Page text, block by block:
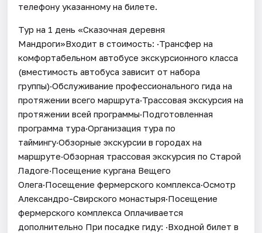
телефону указанному на билете.
Тур на 1 день «Сказочная деревня
Мандроги»Входит в стоимость: ·Трансфер на
комфортабельном автобусе экскурсионного класса
(вместимость автобуса зависит от набора
группы)·Обслуживание профессионального гида на
протяжении всего маршрута·Трассовая экскурсия на
протяжении всей программы·Подготовленная
программа тура·Организация тура по
таймингу·Обзорные экскурсии в городах на
маршруте·Обзорная трассовая экскурсия по Старой
Ладоге·Посещение кургана Вещего
Олега·Посещение фермерского комплекса·Осмотр
Александро-Свирского монастыря·Посещение
фермерского комплекса Оплачивается
дополнительно При посадке гиду: ·Входной билет в